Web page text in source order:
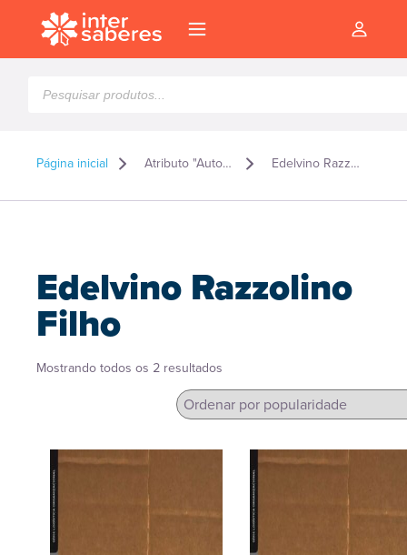
produtos
Página inicial Atributo "Autor" de produto Edelvino Razzolino Filho
Edelvino Razzolino
Filho
Mostrando todos os 2 resultados
popularidade